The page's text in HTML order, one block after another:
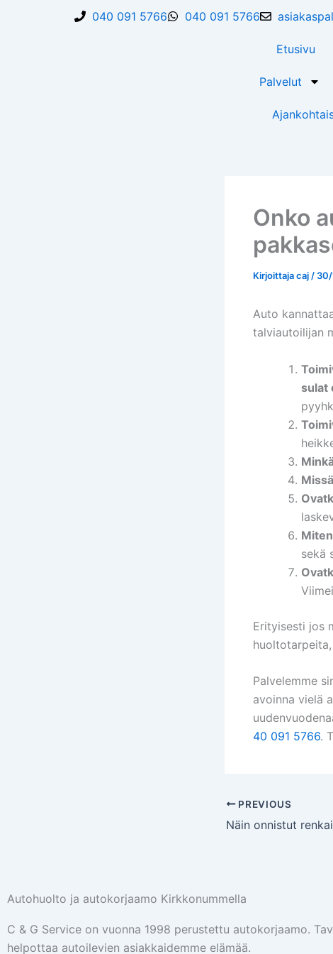
040 091 5766​ 040 091 5766​
Etusivu
Palvelut
Onko
Kirjoittajacaj / 30/
Auto
talviautoilijan
sulat
sekä
Erityisesti jos
Palvelemme
avoinna vielä
40 091 5766.
PREVIOUS
Näin onnistut
Autohuolto ja autokorjaamo Kirkkonummella
C & G Service on vuonna 1998 perustettu autokorjaamo.
helpottaa autoilevien asiakkaidemme elämää.